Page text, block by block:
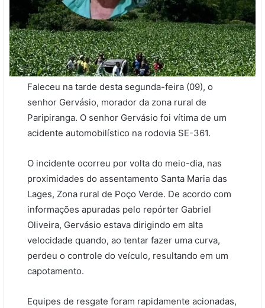
Faleceu na tarde desta segunda-feira (09), o
senhor Gervásio, morador da zona rural de
Paripiranga. O senhor Gervásio foi vítima de um
acidente automobilístico na rodovia SE-361.
O incidente ocorreu por volta do meio-dia, nas
proximidades do assentamento Santa Maria das
Lages, Zona rural de Poço Verde. De acordo com
informações apuradas pelo repórter Gabriel
Oliveira, Gervásio estava dirigindo em alta
velocidade quando, ao tentar fazer uma curva,
perdeu o controle do veículo, resultando em um
capotamento.
Equipes de resgate foram rapidamente acionadas,